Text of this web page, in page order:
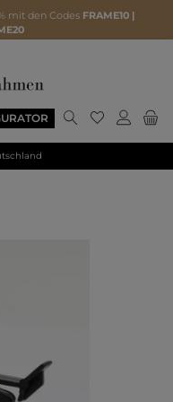
mit den Codes FRAME10 |